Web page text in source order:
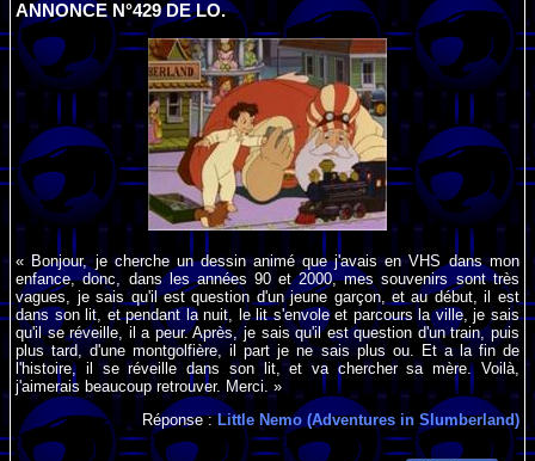
ANNONCE N°429 DE LO.
« Bonjour, je cherche un dessin animé que j'avais en VHS dans mon
enfance, donc, dans les années 90 et 2000, mes souvenirs sont très
vagues, je sais qu'il est question d'un jeune garçon, et au début, il est
dans son lit, et pendant la nuit, le lit s'envole et parcours la ville, je sais
qu'il se réveille, il a peur. Après, je sais qu'il est question d'un train, puis
plus tard, d'une montgolfière, il part je ne sais plus ou. Et a la fin de
l'histoire, il se réveille dans son lit, et va chercher sa mère. Voilà,
j'aimerais beaucoup retrouver. Merci. »
Réponse :Little Nemo (Adventures in Slumberland)